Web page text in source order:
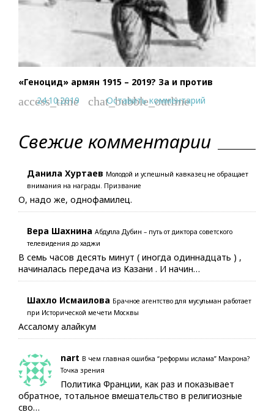
«Геноцид» армян 1915 – 2019? За и против
access_time
24.10.2019 chat_bubble_outline
Оставить комментарий
Свежие комментарии
Данила Хуртаев Молодой и успешный кавказец не обращает
внимания на награды. Призвание
О, надо же, однофамилец.
Вера Шахнина Абдулла Дубин – путь от диктора советского
телевидения до хаджи
В семь часов десять минут ( иногда одиннадцать ) ,
начиналась передача из Казани . И начин…
Шахло Исмаилова Брачное агентство для мусульман работает
при Исторической мечети Москвы
Ассалому алайкум
nart В чем главная ошибка “реформы ислама” Макрона?
Точка зрения
Политика Франции, как раз и показывает
обратное, тотальное вмешательство в религиозные
сво…